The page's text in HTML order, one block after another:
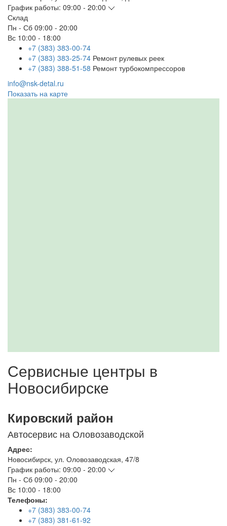
График работы: 09:00 - 20:00
Склад
Пн - Сб 09:00 - 20:00
Вс 10:00 - 18:00
+7 (383) 383-00-74
+7 (383) 383-25-74 Ремонт рулевых реек
+7 (383) 388-51-58 Ремонт турбокомпрессоров
info@nsk-detal.ru
Показать на карте
Сервисные центры в
Новосибирске
Кировский район
Автосервис на Оловозаводской
Адрес:
Новосибирск, ул. Оловозаводская, 47/8
График работы: 09:00 - 20:00
Пн - Сб 09:00 - 20:00
Вс 10:00 - 18:00
Телефоны:
+7 (383) 383-00-74
+7 (383) 381-61-92